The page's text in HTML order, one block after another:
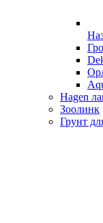
Hagen
Зоолинк
Грунт